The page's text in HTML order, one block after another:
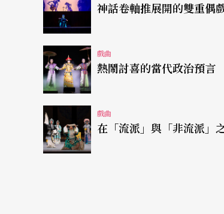
即便有敘事邏輯的這些問題，就演出
冠良、江亭瑩的表演，清楚地表現出
和陳歆翰的音樂，層次豐富，能有效
色，舞台視覺部分，因為劇場空間本
一定水準。因此，就單純欣賞「表演
題旨面向不同，嫁接能否成立？
神話卷軸推展開的雙重偶
戲曲
熱鬧討喜的當代政治預言
戲曲
在「流派」與「非流派」